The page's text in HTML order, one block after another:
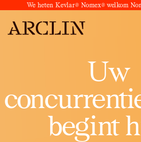
We heten Kevlar® Nomex® welkom
Uw
begint